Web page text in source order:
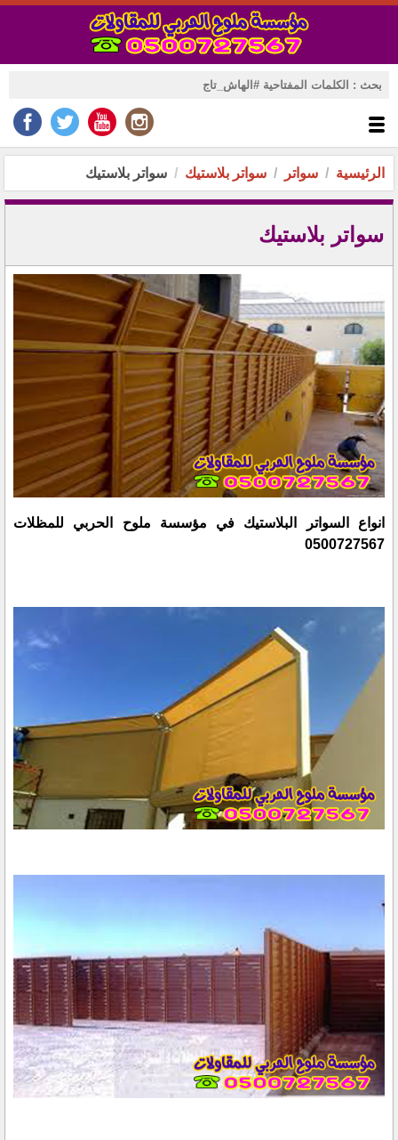
الرئيسية سواتر سواتر بلاستيك سواتر بلاستيك
سواتر بلاستيك
انواع السواتر البلاستيك في مؤسسة ملوح الحربي للمظلات
0500727567